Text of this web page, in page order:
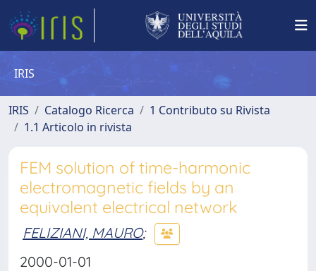
IRIS
IRIS Catalogo Ricerca
1 Contributo su Rivista
1.1 Articolo in rivista
FEM solution of time-harmonic
electromagnetic fields by an
equivalent electrical network
FELIZIANI, MAURO;
2000-01-01